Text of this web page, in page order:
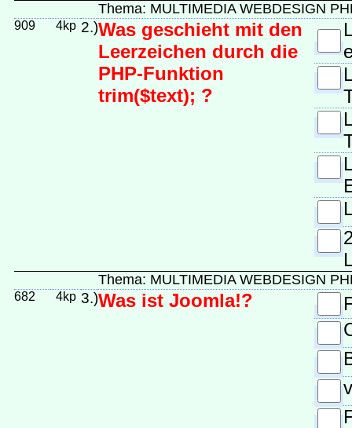
Thema: MULTIMEDIA WEBDESIGN
909 4kp 2.)Was geschieht mit den
Leerzeichen durch die
PHP-Funktion
trim($text); ?
Thema: MULTIMEDIA WEBDESIGN
682 4kp 3.)Was ist Joomla!?